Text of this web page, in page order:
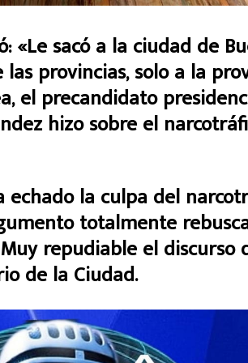
«Le sacó a la ciudad de
provincias, solo a la
el precandidato
hizo sobre el
echado la culpa del
totalmente
repudiable el discurso
de la Ciudad.